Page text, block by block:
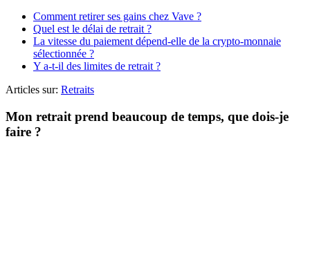
Comment retirer ses gains chez Vave ?
Quel est le délai de retrait ?
La vitesse du paiement dépend-elle de la crypto-monnaie
sélectionnée ?
Y a-t-il des limites de retrait ?
Articles sur: Retraits
Mon retrait prend beaucoup de temps, que dois-je
faire ?